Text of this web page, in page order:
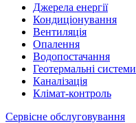
Джерела енергії
Кондиціонування
Вентиляція
Опалення
Водопостачання
Геотермальні системи
Каналізація
Клімат-контроль
Сервісне обслуговування